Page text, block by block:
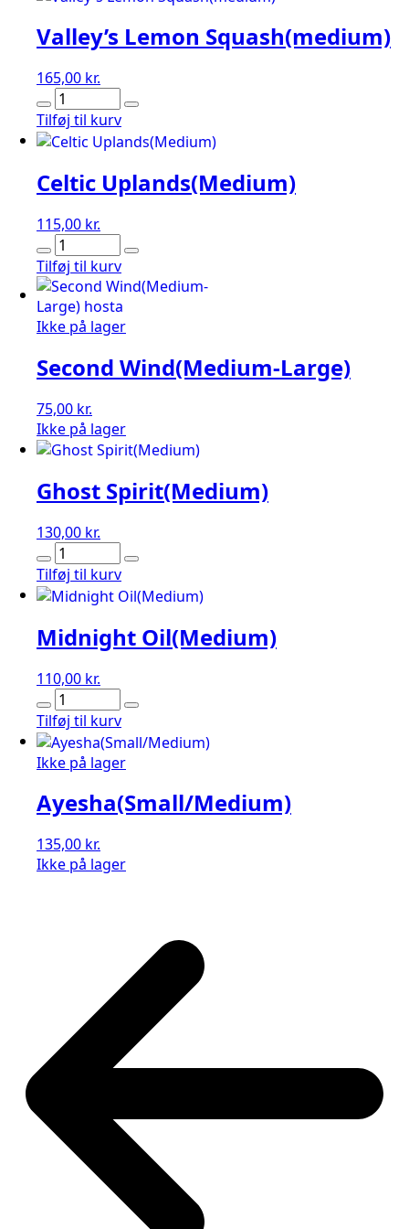
Valley’s Lemon Squash(medium)
165,00 kr.
Valley's
Lemon
Squash(medium)
Tilføj til kurv
Celtic Uplands(Medium)
115,00 kr.
Celtic
Uplands(Medium)
antal
Tilføj til kurv
Ikke på lager
Second Wind(Medium-Large)
75,00 kr.
Ikke på lager
Ghost Spirit(Medium)
130,00 kr.
Ghost
Spirit(Medium)
antal
Tilføj til kurv
Midnight Oil(Medium)
110,00 kr.
Midnight
Oil(Medium)
antal
Tilføj til kurv
Ikke på lager
Ayesha(Small/Medium)
135,00 kr.
Ikke på lager